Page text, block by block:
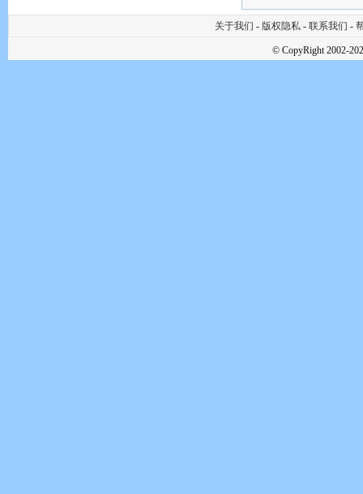
关于我们 - 版权隐私 - 联系我们 -
© CopyRight 2002-